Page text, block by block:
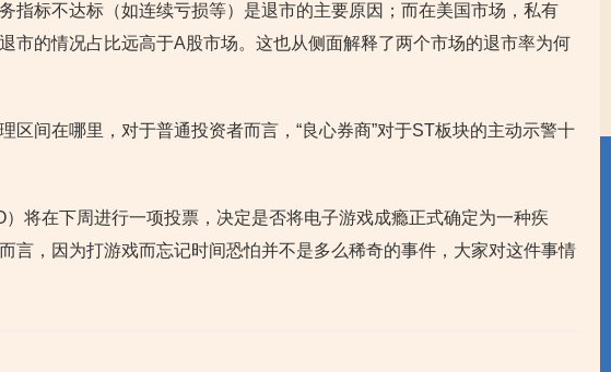
指标不达标（如连续亏损等）是退市的主要原因；而在美国市场，私有
市的情况占比远高于A股市场。这也从侧面解释了两个市场的退市率为何
区间在哪里，对于普通投资者而言，“良心券商”对于ST板块的主动示警十
将在下周进行一项投票，决定是否将电子游戏成瘾正式确定为一种疾
言，因为打游戏而忘记时间恐怕并不是多么稀奇的事件，大家对这件事情